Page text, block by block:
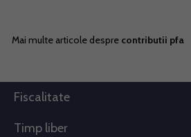
Mai multe articole despre contributii pfa
Fiscalitate
Timp liber